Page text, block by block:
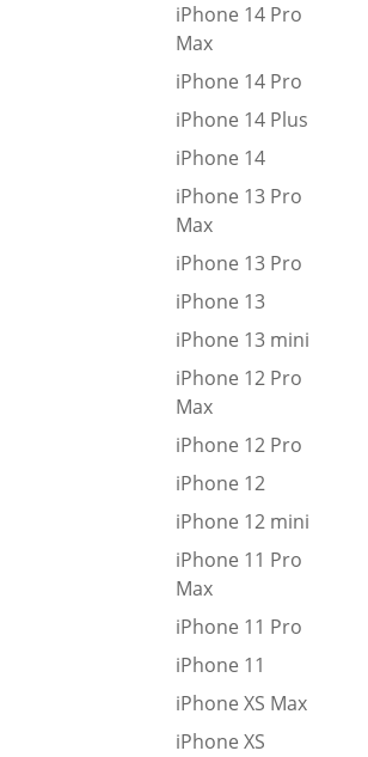
iPhone 14 Pro
Max
iPhone 14 Pro
iPhone 14 Plus
iPhone 14
iPhone 13 Pro
Max
iPhone 13 Pro
iPhone 13
iPhone 13 mini
iPhone 12 Pro
Max
iPhone 12 Pro
iPhone 12
iPhone 12 mini
iPhone 11 Pro
Max
iPhone 11 Pro
iPhone 11
iPhone XS Max
iPhone XS